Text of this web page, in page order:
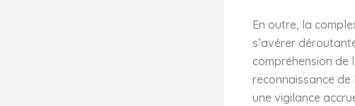
En outre, la
s’avérer
compréhension de
reconnaissance
une vigilance